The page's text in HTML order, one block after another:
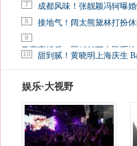
7 成都风味！张靓颖冯轲曝
8 接地气！阔太熊黛林打扮
9
马蓉离婚后，砸1000万人民币
10 甜到腻！黄晓明上海庆生
娱乐·大视野